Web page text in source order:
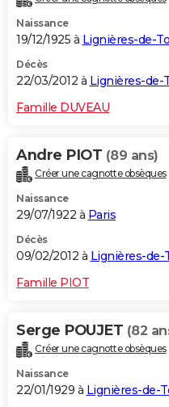
Naissance
19/12/1925 à Lignières-de-
Décès
22/03/2012 à Lignières-de-
Famille DUVEAU
Andre PIOT (89 ans)
Créer une cagnotte obsèques
Naissance
29/07/1922 à Paris
Décès
09/02/2012 à Lignières-de-
Famille PIOT
Serge POUJET (82
Créer une cagnotte obsèques
Naissance
22/01/1929 à Lignières-de-